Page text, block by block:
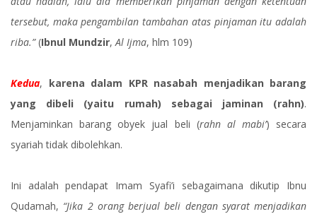
tersebut, maka pengambilan tambahan atas pinjaman itu adalah
riba.”(Ibnul Mundzir,Al Ijma, hlm 109)
Kedua, karena dalam KPR nasabah menjadikan barang
yang dibeli (yaitu rumah) sebagai jaminan (rahn).
Menjaminkan barang obyek jual beli (rahn al mabi’) secara
syariah tidak dibolehkan.
Ini adalah pendapat Imam Syafi’i sebagaimana dikutip Ibnu
Qudamah, “Jika 2 orang berjual beli dengan syarat menjadikan